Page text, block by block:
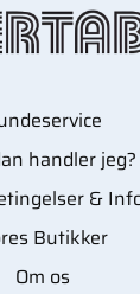
handler jeg?
&
Butikker
Om os